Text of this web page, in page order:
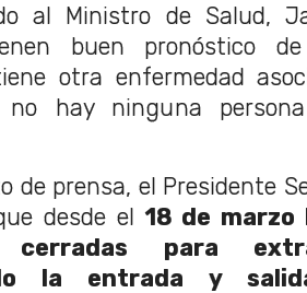
al Ministro de Salud,
buen pronóstico de
otra enfermedad
no hay ninguna
de prensa, el Presidente
desde el18 de
cerradas para
la entrada y